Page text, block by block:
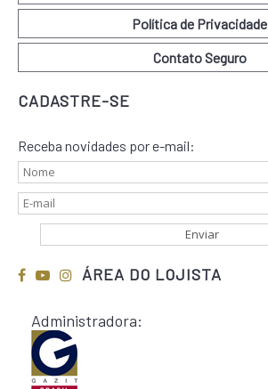
Política de Privacidade
Contato Seguro
CADASTRE-SE
Receba novidades por e-mail:
ÁREA DO LOJISTA
Administradora: